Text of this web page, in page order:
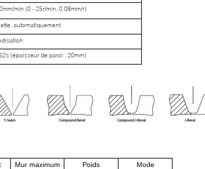
min (0 - 25r/min, 0.08mm/r)
automatiquement
(épaisseur de paroi : 20mm)
Mur maximum
Poids
Mode